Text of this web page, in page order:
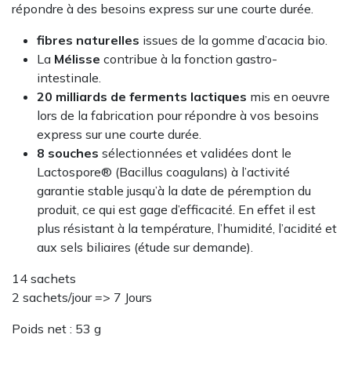
répondre à des besoins express sur une courte durée.
fibres naturelles issues de la gomme d’acacia bio.
La Mélisse contribue à la fonction gastro-
intestinale.
20 milliards de ferments lactiques mis en oeuvre
lors de la fabrication pour répondre à vos besoins
express sur une courte durée.
8 souches sélectionnées et validées dont le
Lactospore® (Bacillus coagulans) à l’activité
garantie stable jusqu’à la date de péremption du
produit, ce qui est gage d’efficacité. En effet il est
plus résistant à la température, l’humidité, l’acidité et
aux sels biliaires (étude sur demande).
14 sachets
2 sachets/jour => 7 Jours
Poids net : 53 g